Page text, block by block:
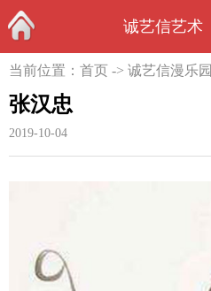
首页
诚艺信艺术
当前位置： 首页 -> 诚艺信漫乐园
张汉忠
2019-10-04